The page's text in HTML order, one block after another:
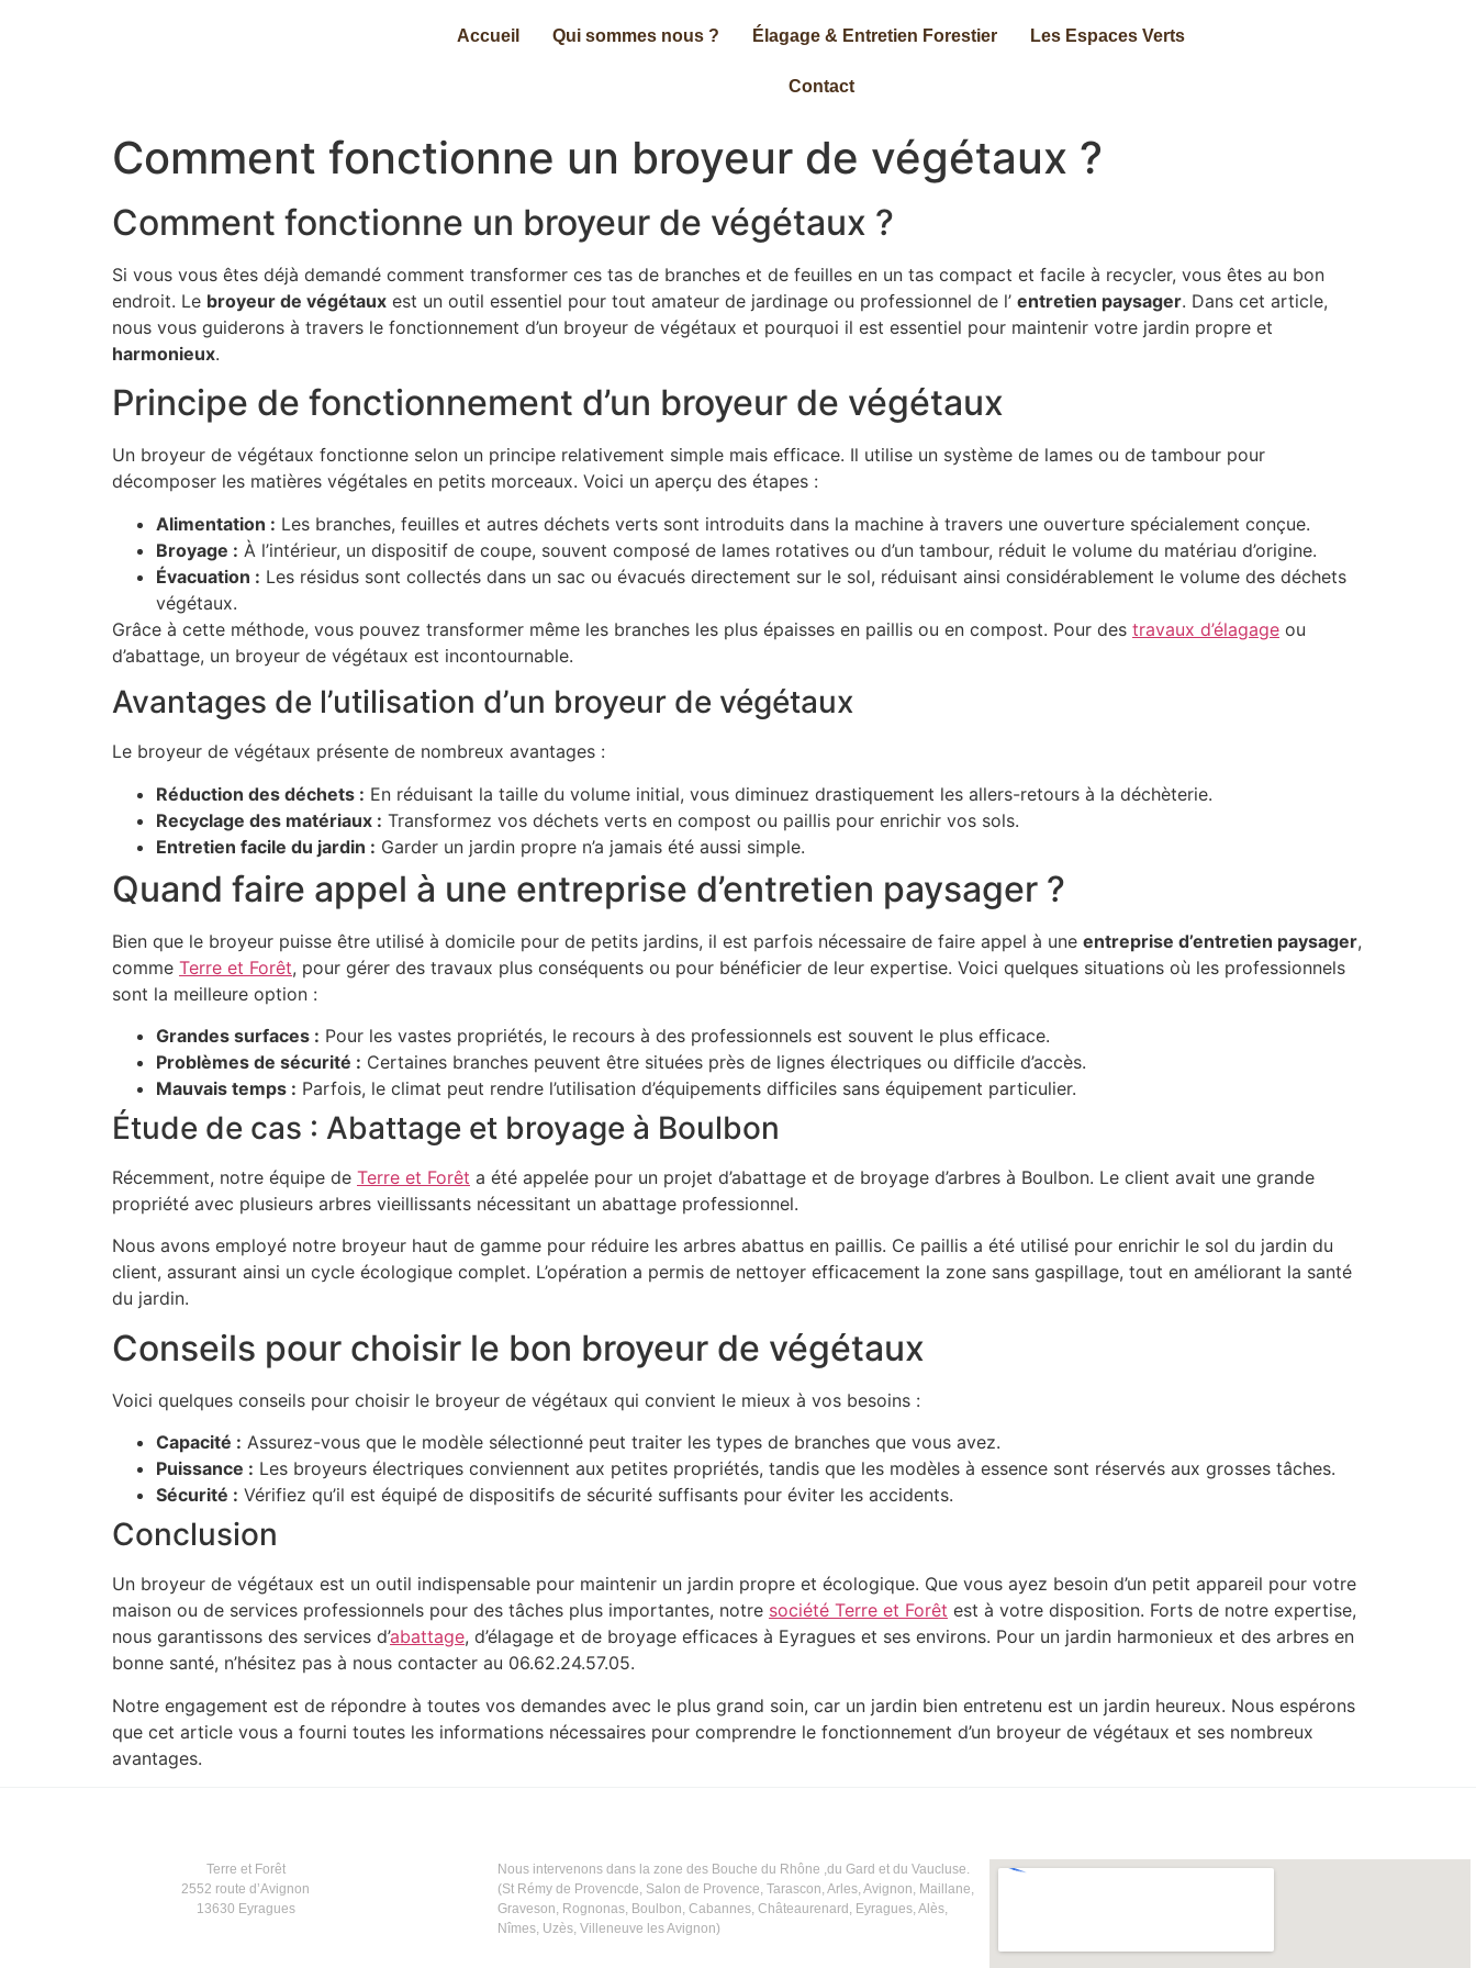
Accueil Qui sommes nous ? Élagage & Entretien Forestier Les Espaces Verts
Contact
Comment fonctionne un broyeur de végétaux ?
Comment fonctionne un broyeur de végétaux ?
Si vous vous êtes déjà demandé comment transformer ces tas de branches et de feuilles en un tas compact et facile à recycler, vous êtes au bon
endroit. Le broyeur de végétaux est un outil essentiel pour tout amateur de jardinage ou professionnel de l’ entretien paysager. Dans cet article,
nous vous guiderons à travers le fonctionnement d’un broyeur de végétaux et pourquoi il est essentiel pour maintenir votre jardin propre et
harmonieux.
Principe de fonctionnement d’un broyeur de végétaux
Un broyeur de végétaux fonctionne selon un principe relativement simple mais efficace. Il utilise un système de lames ou de tambour pour
décomposer les matières végétales en petits morceaux. Voici un aperçu des étapes :
Alimentation : Les branches, feuilles et autres déchets verts sont introduits dans la machine à travers une ouverture spécialement conçue.
Broyage : À l’intérieur, un dispositif de coupe, souvent composé de lames rotatives ou d’un tambour, réduit le volume du matériau d’origine.
Évacuation : Les résidus sont collectés dans un sac ou évacués directement sur le sol, réduisant ainsi considérablement le volume des déchets
végétaux.
Grâce à cette méthode, vous pouvez transformer même les branches les plus épaisses en paillis ou en compost. Pour des travaux d’élagage ou
d’abattage, un broyeur de végétaux est incontournable.
Avantages de l’utilisation d’un broyeur de végétaux
Le broyeur de végétaux présente de nombreux avantages :
Réduction des déchets : En réduisant la taille du volume initial, vous diminuez drastiquement les allers-retours à la déchèterie.
Recyclage des matériaux : Transformez vos déchets verts en compost ou paillis pour enrichir vos sols.
Entretien facile du jardin : Garder un jardin propre n’a jamais été aussi simple.
Quand faire appel à une entreprise d’entretien paysager ?
Bien que le broyeur puisse être utilisé à domicile pour de petits jardins, il est parfois nécessaire de faire appel à une entreprise d’entretien paysager,
comme Terre et Forêt, pour gérer des travaux plus conséquents ou pour bénéficier de leur expertise. Voici quelques situations où les professionnels
sont la meilleure option :
Grandes surfaces : Pour les vastes propriétés, le recours à des professionnels est souvent le plus efficace.
Problèmes de sécurité : Certaines branches peuvent être situées près de lignes électriques ou difficile d’accès.
Mauvais temps : Parfois, le climat peut rendre l’utilisation d’équipements difficiles sans équipement particulier.
Étude de cas : Abattage et broyage à Boulbon
Récemment, notre équipe de Terre et Forêt a été appelée pour un projet d’abattage et de broyage d’arbres à Boulbon. Le client avait une grande
propriété avec plusieurs arbres vieillissants nécessitant un abattage professionnel.
Nous avons employé notre broyeur haut de gamme pour réduire les arbres abattus en paillis. Ce paillis a été utilisé pour enrichir le sol du jardin du
client, assurant ainsi un cycle écologique complet. L’opération a permis de nettoyer efficacement la zone sans gaspillage, tout en améliorant la santé
du jardin.
Conseils pour choisir le bon broyeur de végétaux
Voici quelques conseils pour choisir le broyeur de végétaux qui convient le mieux à vos besoins :
Capacité : Assurez-vous que le modèle sélectionné peut traiter les types de branches que vous avez.
Puissance : Les broyeurs électriques conviennent aux petites propriétés, tandis que les modèles à essence sont réservés aux grosses tâches.
Sécurité : Vérifiez qu’il est équipé de dispositifs de sécurité suffisants pour éviter les accidents.
Conclusion
Un broyeur de végétaux est un outil indispensable pour maintenir un jardin propre et écologique. Que vous ayez besoin d’un petit appareil pour votre
maison ou de services professionnels pour des tâches plus importantes, notre société Terre et Forêt est à votre disposition. Forts de notre expertise,
nous garantissons des services d’abattage, d’élagage et de broyage efficaces à Eyragues et ses environs. Pour un jardin harmonieux et des arbres en
bonne santé, n’hésitez pas à nous contacter au 06.62.24.57.05.
Notre engagement est de répondre à toutes vos demandes avec le plus grand soin, car un jardin bien entretenu est un jardin heureux. Nous espérons
que cet article vous a fourni toutes les informations nécessaires pour comprendre le fonctionnement d’un broyeur de végétaux et ses nombreux
avantages.
Terre et Forêt
2552 route d’Avignon
13630 Eyragues
Nous intervenons dans la zone des Bouche du Rhône ,du Gard et du Vaucluse.
(St Rémy de Provencde, Salon de Provence, Tarascon, Arles, Avignon, Maillane,
Graveson, Rognonas, Boulbon, Cabannes, Châteaurenard, Eyragues, Alès,
Nîmes, Uzès, Villeneuve les Avignon)